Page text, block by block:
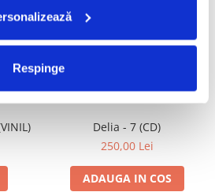
Respinge
Cargo- Spiritus Sanctus (Editie
Aniversara) (Disc Vinil)
150,00 Lei
Delia - 7 (CD)
250,00 Lei
ADAUGA IN COS